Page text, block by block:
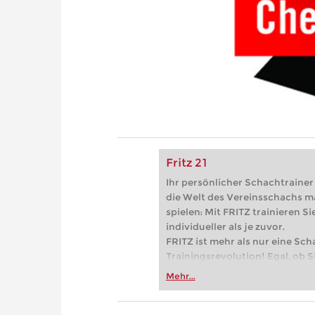
Fritz 21
Ihr persönlicher
die Welt des Vereinsschachs
spielen: Mit FRITZ trainieren
individueller als je zuvor.
FRITZ ist mehr als nur eine
Trainingsrevolution! Egal, ob
Vereinsschachs machen oder
zuvor.
Mehr...